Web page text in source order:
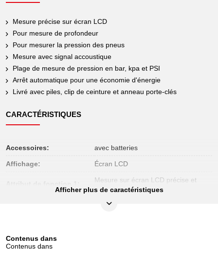
Mesure précise sur écran LCD
Pour mesure de profondeur
Pour mesurer la pression des pneus
Mesure avec signal accoustique
Plage de mesure de pression en bar, kpa et PSI
Arrêt automatique pour une économie d'énergie
Livré avec piles, clip de ceinture et anneau porte-clés
CARACTÉRISTIQUES
Accessoires: avec batteries
Affichage: Écran LCD
Mesure sur écran LCD précise et
reproductible
Pile bouton
Contenu (QPKI):
Afficher plus de caractéristiques
Contenus dans
Contenus dans